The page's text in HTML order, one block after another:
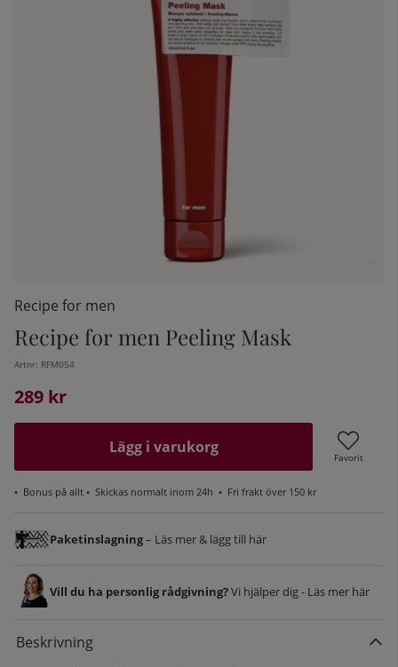
Recipe for men
Recipe for men Peeling Mask
Artnr: RFM054
289 kr
Lägg i varukorg
Favorit
• Bonus på allt • Skickas normalt inom 24h • Fri frakt över 150 kr
Paketinslagning– Läs mer & lägg till här
Vill du ha personlig rådgivning?Vi hjälper dig - Läs mer här
Beskrivning